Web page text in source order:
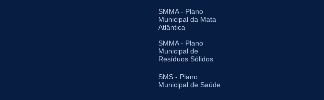
SMMA - Plano
Municipal da Mata
Atlântica
SMMA - Plano
Municipal de
Resíduos Sólidos
SMS - Plano
Municipal de Saúde